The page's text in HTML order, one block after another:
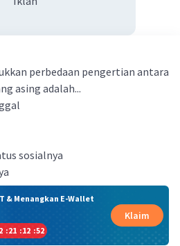
perbedaan pengertian antara
asing adalah...
sosialnya
& Menangkan E-Wallet
:21 :12 :51
Klaim